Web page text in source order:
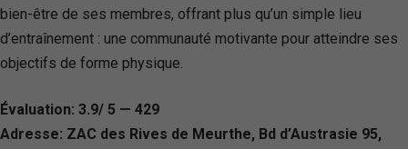
bien-être de ses membres, offrant plus qu’un simple lieu
d’entraînement : une communauté motivante pour atteindre ses
objectifs de forme physique.
Évaluation: 3.9/ 5 — 429
Adresse: ZAC des Rives de Meurthe, Bd d’Austrasie 95,